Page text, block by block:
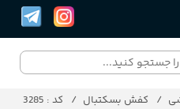
کفش بسکتبال کد : 3285